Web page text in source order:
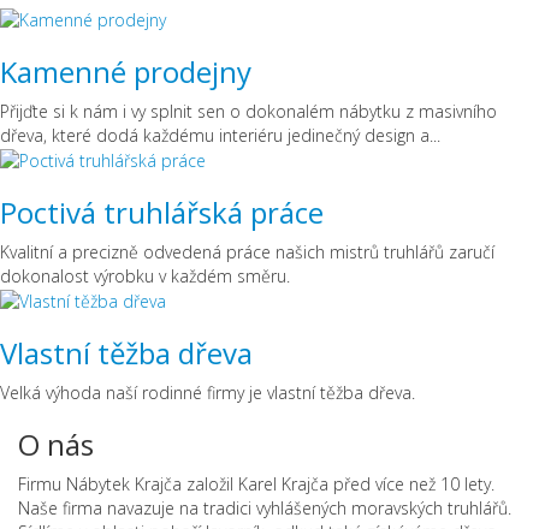
Kamenné prodejny
Přijďte si k nám i vy splnit sen o dokonalém nábytku z masivního
dřeva, které dodá každému interiéru jedinečný design a...
Poctivá truhlářská práce
Kvalitní a precizně odvedená práce našich mistrů truhlářů zaručí
dokonalost výrobku v každém směru.
Vlastní těžba dřeva
Velká výhoda naší rodinné firmy je vlastní těžba dřeva.
O nás
Firmu Nábytek Krajča založil Karel Krajča před více než 10 lety.
Naše firma navazuje na tradici vyhlášených moravských truhlářů.